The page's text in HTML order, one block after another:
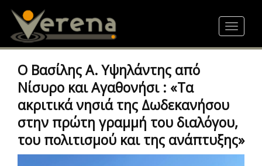
content
Toggle
Ο Βασίλης Α. Υψηλάντης από
Νίσυρο και Αγαθονήσι : «Τα
ακριτικά νησιά της Δωδεκανήσου
στην πρώτη γραμμή του διαλόγου,
του πολιτισμού και της ανάπτυξης»